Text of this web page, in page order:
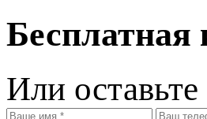
Бесплатная
Или